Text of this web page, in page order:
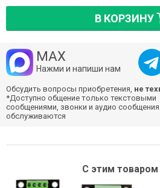
В КОРЗИНУ
MAX
Нажми и напиши нам
Обсудить вопросы приобретения, не
*Доступно общение только текстовыми
сообщениями, звонки и аудио
обслуживаются
С этим товаром